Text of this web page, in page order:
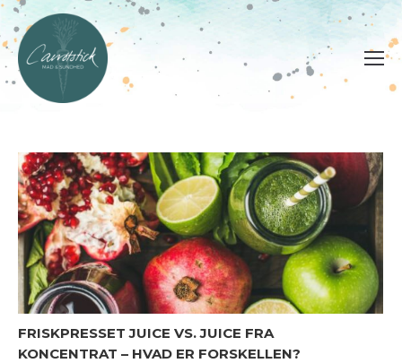
FRISKPRESSET JUICE VS. JUICE FRA
KONCENTRAT – HVAD ER FORSKELLEN?